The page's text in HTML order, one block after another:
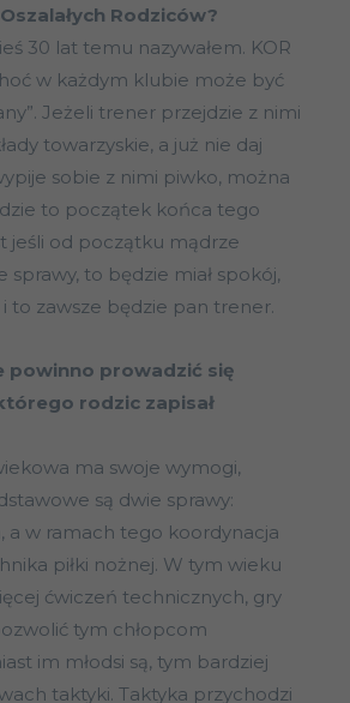
Rodziców?
30 lat temu nazywałem. KOR
w każdym klubie może być
Jeżeli trener przejdzie z nimi
towarzyskie, a już nie daj
sobie z nimi piwko, można
to początek końca tego
jeśli od początku mądrze
sprawy, to będzie miał spokój,
to zawsze będzie pan trener.
powinno prowadzić się
rodzic zapisał
ma swoje wymogi,
są dwie sprawy:
a w ramach tego koordynacja
piłki nożnej. W tym wieku
ćwiczeń technicznych, gry
tym chłopcom
im młodsi są, tym bardziej
taktyki. Taktyka przychodzi